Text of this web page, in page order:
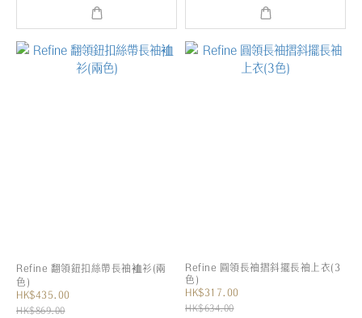
Refine 翻領鈕扣絲帶長袖裇衫(兩
色)
HK$435.00
HK$869.00
Refine 圓領長袖摺斜擺長袖上衣(3
色)
HK$317.00
HK$634.00